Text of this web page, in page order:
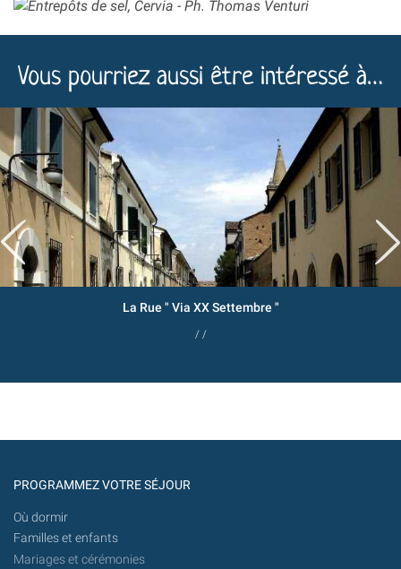
Vous pourriez aussi être intéressé à…
La Rue " Via XX Settembre "
/ /
PROGRAMMEZ VOTRE SÉJOUR
Où dormir
Familles et enfants
Mariages et cérémonies